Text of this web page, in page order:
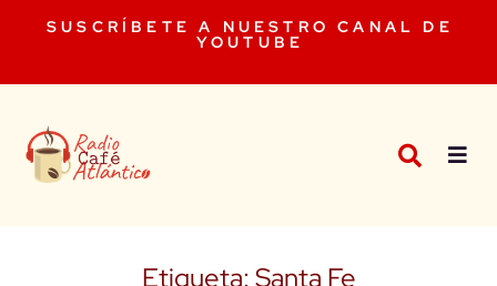
SUSCRÍBETE A NUESTRO CANAL DE
YOUTUBE
Etiqueta:Santa Fe